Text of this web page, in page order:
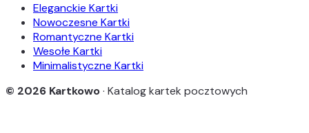
Eleganckie Kartki
Nowoczesne Kartki
Romantyczne Kartki
Wesołe Kartki
Minimalistyczne Kartki
© 2026 Kartkowo· Katalog kartek pocztowych